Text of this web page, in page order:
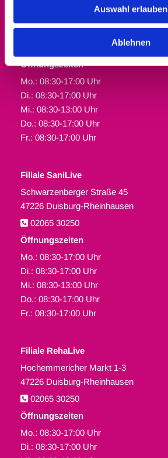
Auswahl erlauben
Ablehnen
47226 Duisburg-Rheinhausen
Öffnungszeiten
Mo.: 08:30-17:00 Uhr
Di.: 08:30-17:00 Uhr
Mi.: 08:30-13:00 Uhr
Do.: 08:30-17:00 Uhr
Fr.: 08:30-17:00 Uhr
Filiale SaniLive
Schwarzenberger Straße 45
47226 Duisburg-Rheinhausen
 02065 30250
Öffnungszeiten
Mo.: 08:30-17:00 Uhr
Di.: 08:30-17:00 Uhr
Mi.: 08:30-13:00 Uhr
Do.: 08:30-17:00 Uhr
Fr.: 08:30-17:00 Uhr
Filiale RehaLive
Hochemmericher Markt 1-3
47226 Duisburg-Rheinhausen
 02065 30250
Öffnungszeiten
Mo.: 08:30-17:00 Uhr
Di.: 08:30-17:00 Uhr